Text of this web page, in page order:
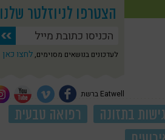
הצטרפו לניוזלטר שלנו
לעדכונים בנושאים מסוימים, לחצו כאן
Eatwell ברשת
גישות בתזונה
רפואה טבעית